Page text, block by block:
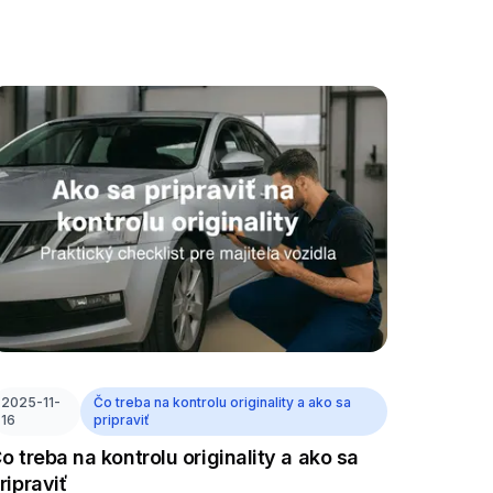
2025-11-
16
Čo treba na kontrolu originality a ako sa
pripraviť
treba na kontrolu originality a ako sa